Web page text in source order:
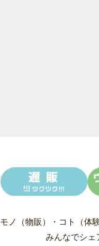
モノ（物販） ・ コト（体験
みんなでシェ